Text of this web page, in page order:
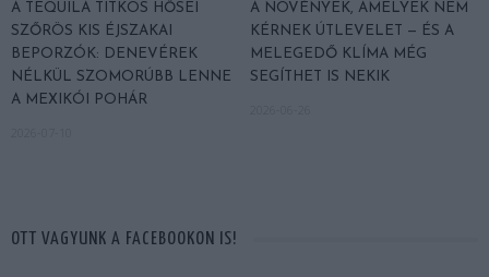
A TEQUILA TITKOS HŐSEI
SZŐRÖS KIS ÉJSZAKAI
BEPORZÓK: DENEVÉREK
NÉLKÜL SZOMORÚBB LENNE
A MEXIKÓI POHÁR
A NÖVÉNYEK, AMELYEK NEM
KÉRNEK ÚTLEVELET — ÉS A
MELEGEDŐ KLÍMA MÉG
SEGÍTHET IS NEKIK
OTT VAGYUNK A FACEBOOKON IS!